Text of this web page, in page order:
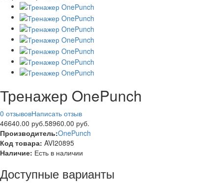
Тренажер OnePunch
0 отзывовНаписать отзыв
46640.00 руб.58960.00 руб.
Производитель:OnePunch
Код товара: AVI20895
Наличие: Есть в наличии
Доступные варианты